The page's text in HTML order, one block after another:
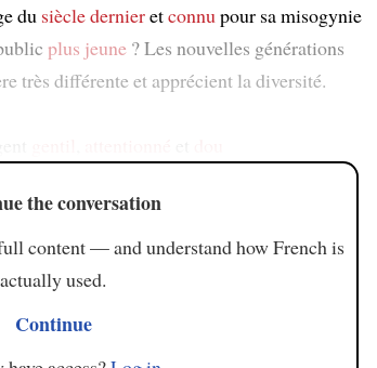
du siècle dernieretconnu pour sa misogynie
plus jeune ? Les nouvelles générations
très différente et apprécient la diversité.
the conversation
content — and understand how French is
actually used.
Continue